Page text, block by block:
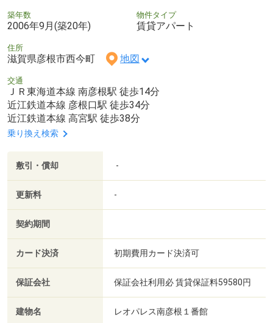
築年数
2006年9月(築20年)
物件タイプ
賃貸アパート
住所
滋賀県彦根市西今町 地図
交通
ＪＲ東海道本線 南彦根駅 徒歩14分
近江鉄道本線 彦根口駅 徒歩34分
近江鉄道本線 高宮駅 徒歩38分
乗り換え検索
敷引・償却 -
更新料 -
契約期間
カード決済 初期費用カード決済可
保証会社 保証会社利用必 賃貸保証料59580円
建物名 レオパレス南彦根１番館